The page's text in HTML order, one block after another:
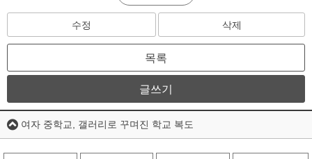
수정 삭제
목록
글쓰기
여자 중학교, 갤러리로 꾸며진 학교 복도